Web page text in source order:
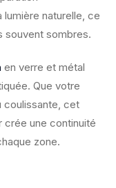
naturelle, ce
souvent sombres.
en verre et métal
Que votre
coulissante, cet
crée une continuité
zone.